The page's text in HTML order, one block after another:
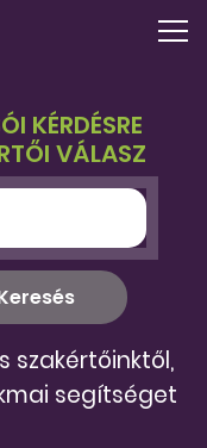
KÉRDÉSRE
VÁLASZ
szakértőinktől,
segítséget